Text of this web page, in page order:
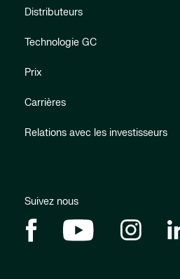
Distributeurs
Technologie GC
Prix
Carrières
Relations avec les investisseurs
Suivez nous